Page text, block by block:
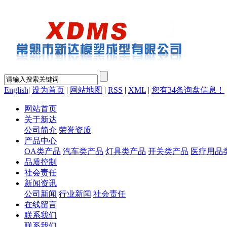
English| 设为首页 | 网站地图 | RSS | XML | 您有34条询盘信息！
网站首页
关于新达
公司简介 荣誉资质
产品中心
OA类产品 汽车类产品 灯具类产品 开关类产品 医疗用品
品质控制
社会责任
新闻资讯
公司新闻 行业新闻 社会责任
在线留言
联系我们